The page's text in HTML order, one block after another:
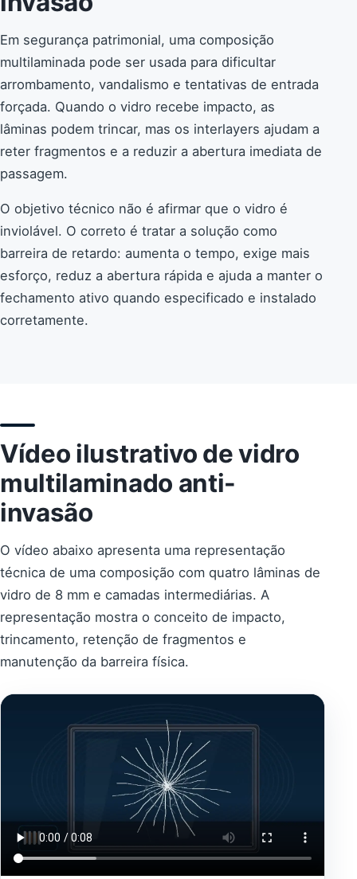
Em segurança patrimonial, uma composição
multilaminada pode ser usada para dificultar
arrombamento, vandalismo e tentativas de entrada
forçada. Quando o vidro recebe impacto, as
lâminas podem trincar, mas os interlayers ajudam a
reter fragmentos e a reduzir a abertura imediata de
passagem.
O objetivo técnico não é afirmar que o vidro é
inviolável. O correto é tratar a solução como
barreira de retardo: aumenta o tempo, exige mais
esforço, reduz a abertura rápida e ajuda a manter o
fechamento ativo quando especificado e instalado
corretamente.
Vídeo ilustrativo de vidro
multilaminado anti-
invasão
O vídeo abaixo apresenta uma representação
técnica de uma composição com quatro lâminas de
vidro de 8 mm e camadas intermediárias. A
representação mostra o conceito de impacto,
trincamento, retenção de fragmentos e
manutenção da barreira física.